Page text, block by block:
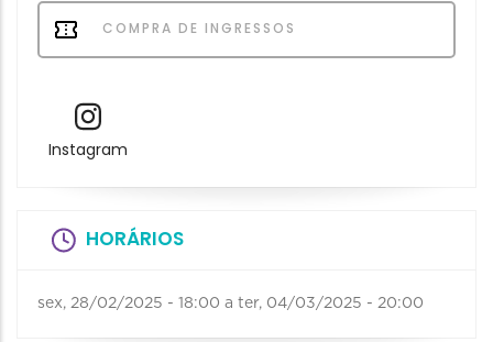
COMPRA DE INGRESSOS
Instagram
HORÁRIOS
sex, 28/02/2025 - 18:00 a ter, 04/03/2025 - 20:00